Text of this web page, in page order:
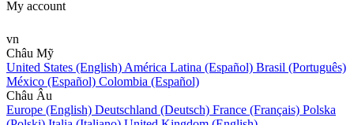
My account
vn
Châu Mỹ
United States (English) América Latina (Español) Brasil (Português)
México (Español) Colombia (Español)
Châu Âu
Europe (English) Deutschland (Deutsch) France (Français) Polska